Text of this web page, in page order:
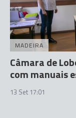
MADEIRA
Câmara de
com manuais
13 Set 17:01